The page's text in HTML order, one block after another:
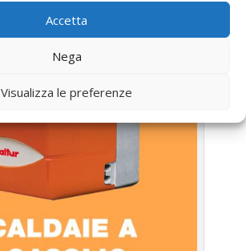
Accetta
Nega
Visualizza le preferenze